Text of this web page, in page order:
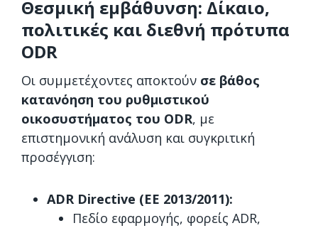
Θεσμική εμβάθυνση: Δίκαιο,
πολιτικές και διεθνή πρότυπα
ODR
Οι συμμετέχοντες αποκτούν σε βάθος
κατανόηση του ρυθμιστικού
οικοσυστήματος του ODR, με
επιστημονική ανάλυση και συγκριτική
προσέγγιση:
ADR Directive (ΕΕ 2013/2011):
Πεδίο εφαρμογής, φορείς ADR,